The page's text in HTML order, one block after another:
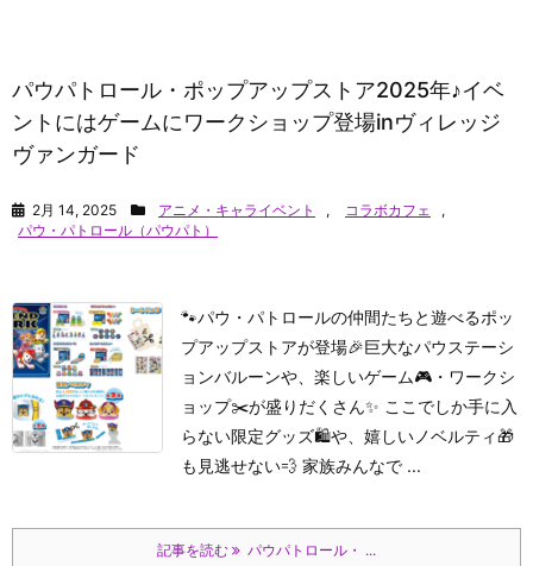
パウパトロール・ポップアップストア2025年♪イベ
ントにはゲームにワークショップ登場inヴィレッジ
ヴァンガード
2月 14, 2025 アニメ・キャライベント , コラボカフェ
,
パウ・パトロール（パウパト）
🐾パウ・パトロールの仲間たちと遊べるポッ
プアップストアが登場🎉巨大なパウステーシ
ョンバルーンや、楽しいゲーム🎮・ワークシ
ョップ✂️が盛りだくさん✨ ここでしか手に入
らない限定グッズ🛍️や、嬉しいノベルティ🎁
も見逃せない💨 家族みんなで ...
記事を読む パウパトロール・ ...